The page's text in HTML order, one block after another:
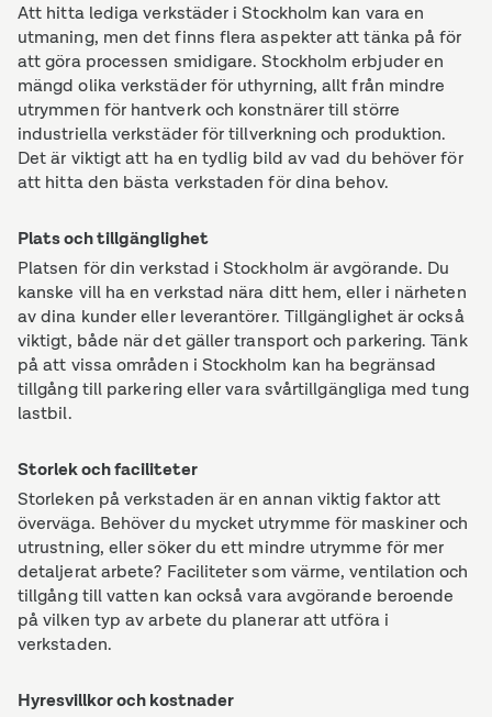
Att hitta lediga verkstäder i Stockholm kan vara en
utmaning, men det finns flera aspekter att tänka på för
att göra processen smidigare. Stockholm erbjuder en
mängd olika verkstäder för uthyrning, allt från mindre
utrymmen för hantverk och konstnärer till större
industriella verkstäder för tillverkning och produktion.
Det är viktigt att ha en tydlig bild av vad du behöver för
att hitta den bästa verkstaden för dina behov.
Plats och tillgänglighet
Platsen för din verkstad i Stockholm är avgörande. Du
kanske vill ha en verkstad nära ditt hem, eller i närheten
av dina kunder eller leverantörer. Tillgänglighet är också
viktigt, både när det gäller transport och parkering. Tänk
på att vissa områden i Stockholm kan ha begränsad
tillgång till parkering eller vara svårtillgängliga med tung
lastbil.
Storlek och faciliteter
Storleken på verkstaden är en annan viktig faktor att
överväga. Behöver du mycket utrymme för maskiner och
utrustning, eller söker du ett mindre utrymme för mer
detaljerat arbete? Faciliteter som värme, ventilation och
tillgång till vatten kan också vara avgörande beroende
på vilken typ av arbete du planerar att utföra i
verkstaden.
Hyresvillkor och kostnader